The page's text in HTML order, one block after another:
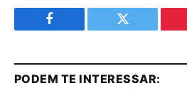
Facebook Twitter
PODEM TE INTERESSAR: